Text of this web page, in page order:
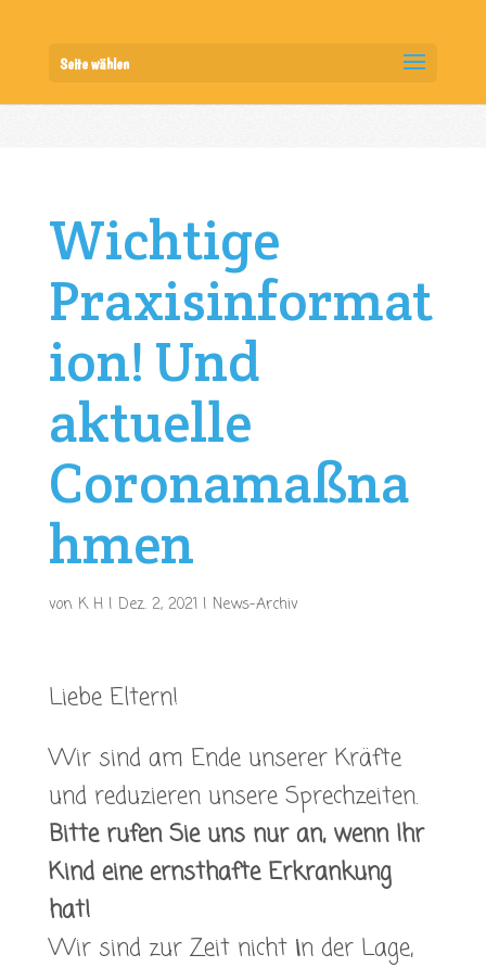
Seite wählen
Wichtige
Praxisinformat
ion! Und
aktuelle
Coronamaßna
hmen
von K H| Dez. 2, 2021| News-Archiv
Liebe Eltern!
Wir sind am Ende unserer Kräfte
und reduzieren unsere Sprechzeiten.
Bitte rufen Sie uns nur an, wenn Ihr
Kind eine ernsthafte Erkrankung
hat!
Wir sind zur Zeit nicht in der Lage,